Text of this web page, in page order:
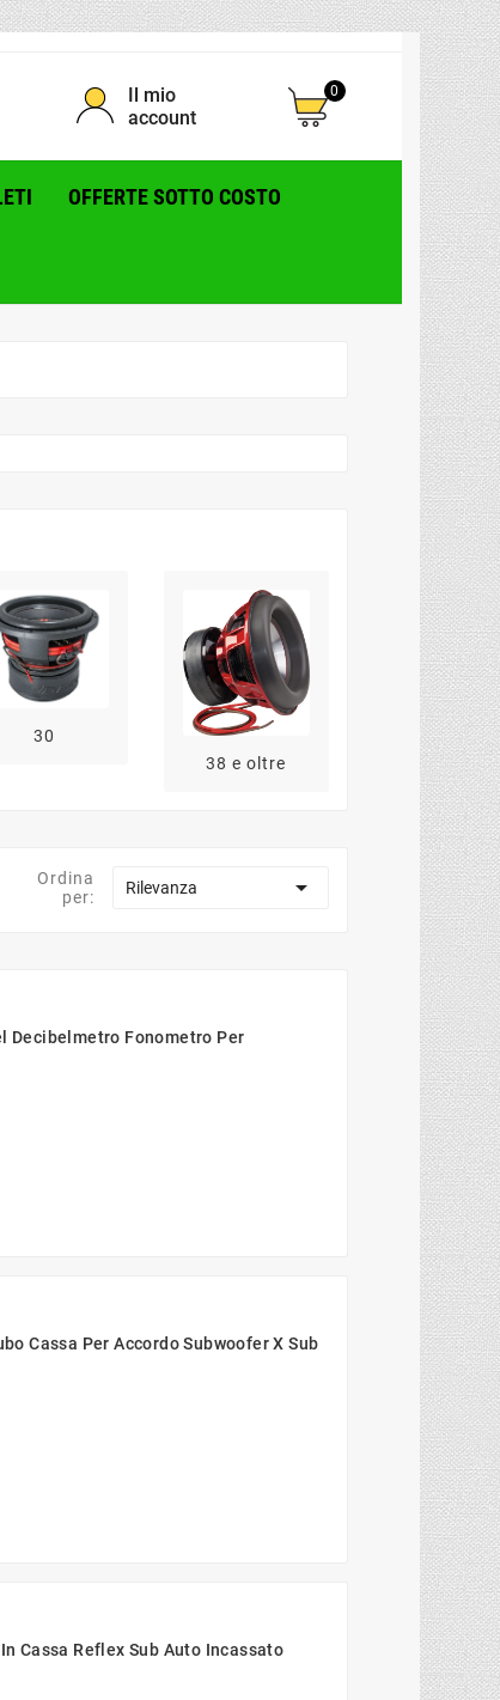
Il mio
account
0
OFFERTE SOTTO COSTO
30
38 e oltre
Subwoofer
cassa
Ordina
per:
Rilevanza 
Decibelmetro Fonometro Per
Cassa Per Accordo Subwoofer X Sub
In Cassa Reflex Sub Auto Incassato